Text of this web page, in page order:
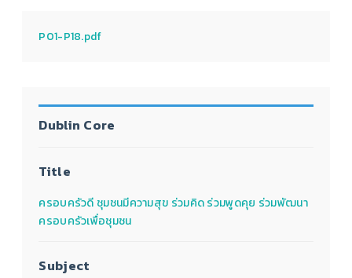
P01-P18.pdf
Dublin Core
Title
ครอบครัวดี ชุมชนมีความสุข ร่วมคิด ร่วมพูดคุย ร่วมพัฒนา
ครอบครัวเพื่อชุมชน
Subject